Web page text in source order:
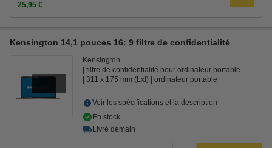
25,95 €
Kensington 14,1 pouces 16: 9 filtre de confidentialité
Kensington
filtre de confidentialité pour ordinateur portable
311 x 175 mm (Lxl)
ordinateur portable
Voir les spécifications et la description
En stock
Livré demain